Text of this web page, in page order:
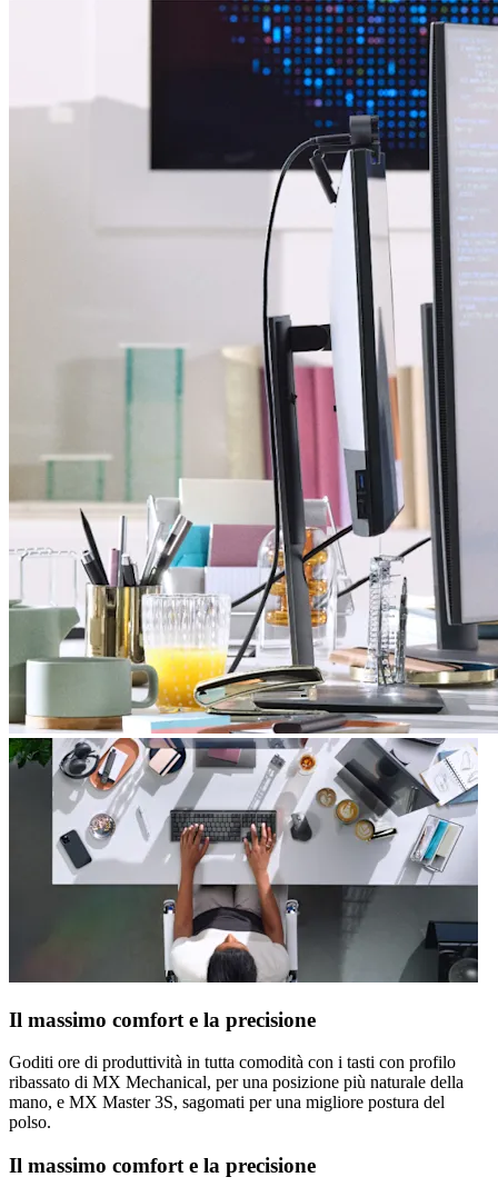
Il massimo comfort e la precisione
Goditi ore di produttività in tutta comodità con i tasti con profilo
ribassato di MX Mechanical, per una posizione più naturale della
mano, e MX Master 3S, sagomati per una migliore postura del
polso.
Il massimo comfort e la precisione